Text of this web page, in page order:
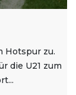
Hotspur zu.
die U21 zum